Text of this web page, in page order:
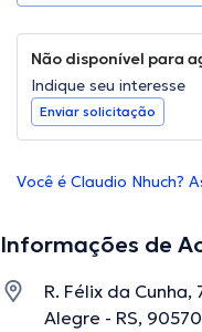
Não disponível para
Indique seu interesse
Enviar solicitação
Você é Claudio Nhuch?
Informações de
R. Félix da
Alegre - RS,